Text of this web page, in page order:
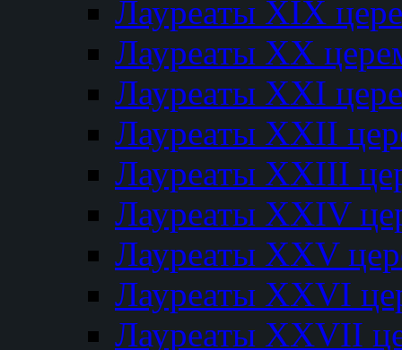
Лауреаты XIX
Лауреаты XX
Лауреаты XXI
Лауреаты XXII
Лауреаты XXIII
Лауреаты XXIV
Лауреаты XXV
Лауреаты XXVI
Лауреаты XXVII